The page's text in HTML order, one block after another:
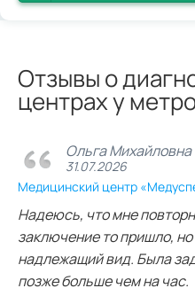
Отзывы о
центрах у
Ольга Михайловна
31.07.2026
Медицинский центр
Надеюсь, что мне
заключение то пришло,
надлежащий вид. Была
позже больше чем на час.